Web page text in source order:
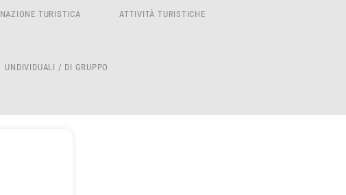
TURISTICA ATTIVITÀ TURISTICHE
UNDIVIDUALI / DI GRUPPO